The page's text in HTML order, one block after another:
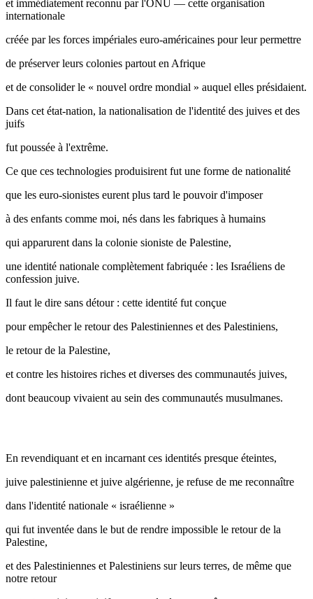
et immédiatement reconnu par l'ONU — cette organisation
internationale
créée par les forces impériales euro-américaines pour leur permettre
de préserver leurs colonies partout en Afrique
et de consolider le « nouvel ordre mondial » auquel elles présidaient.
Dans cet état-nation, la nationalisation de l'identité des juives et des
juifs
fut poussée à l'extrême.
Ce que ces technologies produisirent fut une forme de nationalité
que les euro-sionistes eurent plus tard le pouvoir d'imposer
à des enfants comme moi, nés dans les fabriques à humains
qui apparurent dans la colonie sioniste de Palestine,
une identité nationale complètement fabriquée : les Israéliens de
confession juive.
Il faut le dire sans détour : cette identité fut conçue
pour empêcher le retour des Palestiniennes et des Palestiniens,
le retour de la Palestine,
et contre les histoires riches et diverses des communautés juives,
dont beaucoup vivaient au sein des communautés musulmanes.
En revendiquant et en incarnant ces identités presque éteintes,
juive palestinienne et juive algérienne, je refuse de me reconnaître
dans l'identité nationale « israélienne »
qui fut inventée dans le but de rendre impossible le retour de la
Palestine,
et des Palestiniennes et Palestiniens sur leurs terres, de même que
notre retour